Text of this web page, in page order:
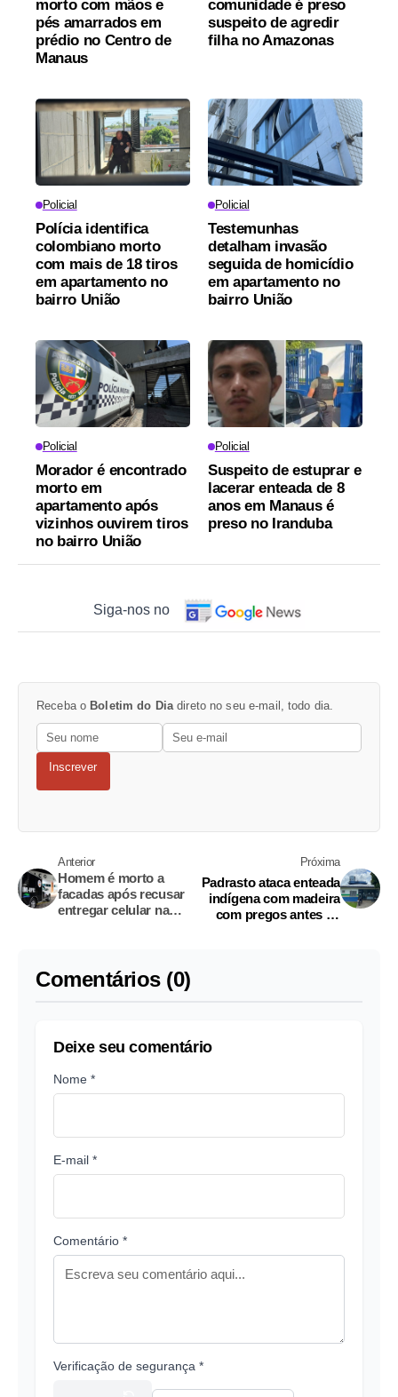
morto com mãos e
pés amarrados em
prédio no Centro de
Manaus
comunidade é preso
suspeito de agredir
filha no Amazonas
Policial
Polícia identifica
colombiano morto
com mais de 18 tiros
em apartamento no
bairro União
Policial
Testemunhas
detalham invasão
seguida de homicídio
em apartamento no
bairro União
Policial
Morador é encontrado
morto em
apartamento após
vizinhos ouvirem tiros
no bairro União
Policial
Suspeito de estuprar e
lacerar enteada de 8
anos em Manaus é
preso no Iranduba
Siga-nos no
Receba o Boletim do Dia direto no seu e-mail, todo dia.
Inscrever
Anterior
Homem é morto a
facadas após recusar
entregar celular na
Próxima
Padrasto ataca enteada
indígena com madeira
com pregos antes de
Comentários (0)
Deixe seu comentário
Nome *
E-mail *
Comentário *
Verificação de segurança *